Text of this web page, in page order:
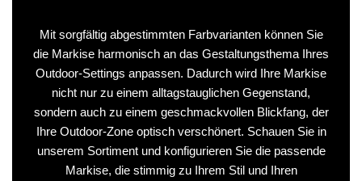
Mit sorgfältig abgestimmten Farbvarianten können Sie
die Markise harmonisch an das Gestaltungsthema Ihres
Outdoor-Settings anpassen. Dadurch wird Ihre Markise
nicht nur zu einem alltagstauglichen Gegenstand,
sondern auch zu einem geschmackvollen Blickfang, der
Ihre Outdoor-Zone optisch verschönert. Schauen Sie in
unserem Sortiment und konfigurieren Sie die passende
Markise, die stimmig zu Ihrem Stil und Ihren